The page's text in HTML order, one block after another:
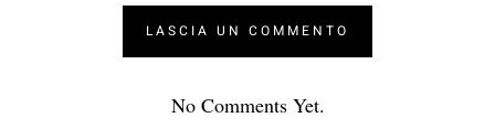
No Comments Yet.